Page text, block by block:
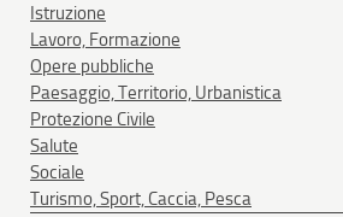
Istruzione
Lavoro, Formazione
Opere pubbliche
Paesaggio, Territorio, Urbanistica
Protezione Civile
Salute
Sociale
Turismo, Sport, Caccia, Pesca